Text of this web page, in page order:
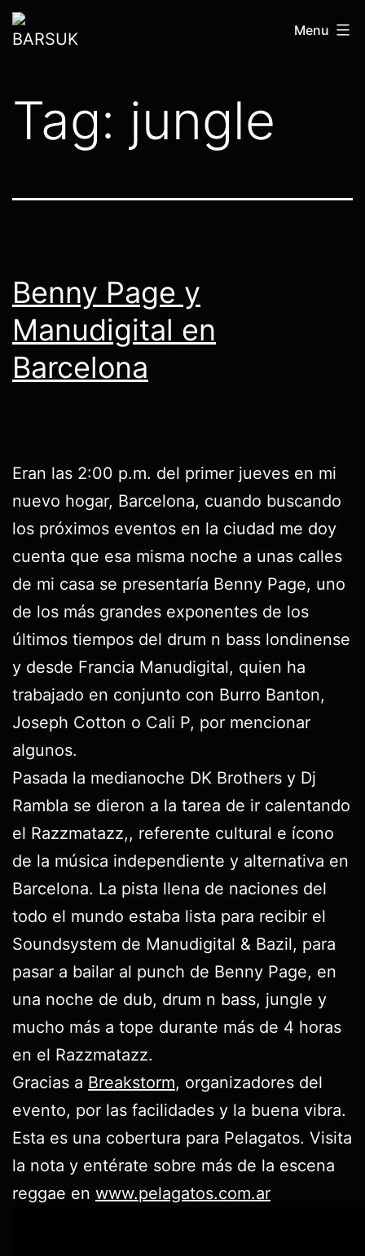
Skip
toBARSUK Menu
Tag: jungle
Benny Page y
Manudigital en
Barcelona
Eran las 2:00 p.m. del primer jueves en mi
nuevo hogar, Barcelona, cuando buscando
los próximos eventos en la ciudad me doy
cuenta que esa misma noche a unas calles
de mi casa se presentaría Benny Page, uno
de los más grandes exponentes de los
últimos tiempos del drum n bass londinense
y desde Francia Manudigital, quien ha
trabajado en conjunto con Burro Banton,
Joseph Cotton o Cali P, por mencionar
algunos.
Pasada la medianoche DK Brothers y Dj
Rambla se dieron a la tarea de ir calentando
el Razzmatazz,, referente cultural e ícono
de la música independiente y alternativa en
Barcelona. La pista llena de naciones del
todo el mundo estaba lista para recibir el
Soundsystem de Manudigital & Bazil, para
pasar a bailar al punch de Benny Page, en
una noche de dub, drum n bass, jungle y
mucho más a tope durante más de 4 horas
en el Razzmatazz.
Gracias a Breakstorm, organizadores del
evento, por las facilidades y la buena vibra.
Esta es una cobertura para Pelagatos. Visita
la nota y entérate sobre más de la escena
reggae en www.pelagatos.com.ar